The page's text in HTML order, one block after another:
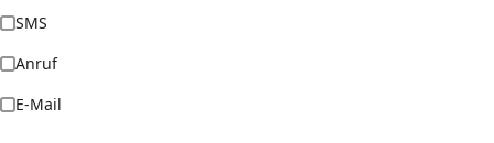
SMS
Anruf
E-Mail